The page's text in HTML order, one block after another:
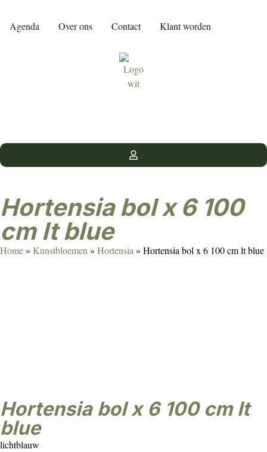
Agenda Over ons Contact Klant worden
Hortensia bol x 6 100
cm lt blue
Home» Kunstbloemen » Hortensia » Hortensia bol x 6 100 cm lt blue
Hortensia bol x 6 100 cm lt
blue
lichtblauw